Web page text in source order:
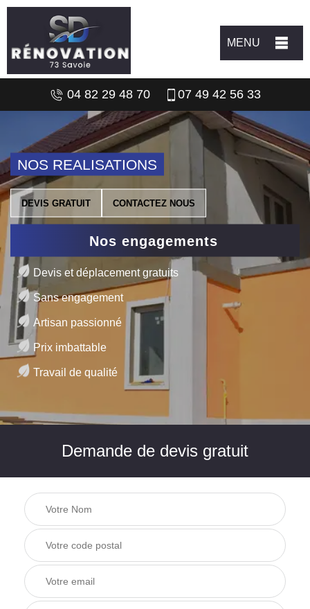
MENU
04 82 29 48 70 07 49 42 56 33
NOS REALISATIONS
DEVIS GRATUIT CONTACTEZ NOUS
Nos engagements
Devis et déplacement gratuits
Sans engagement
Artisan passionné
Prix imbattable
Travail de qualité
Demande de devis gratuit